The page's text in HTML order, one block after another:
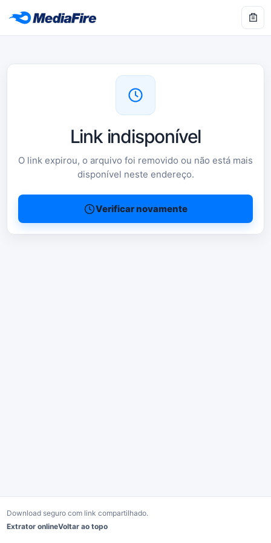
Link indisponível
O link expirou, o arquivo foi removido ou não está mais
disponível neste endereço.
Verificar novamente
Download seguro com link compartilhado.
Extrator onlineVoltar ao topo